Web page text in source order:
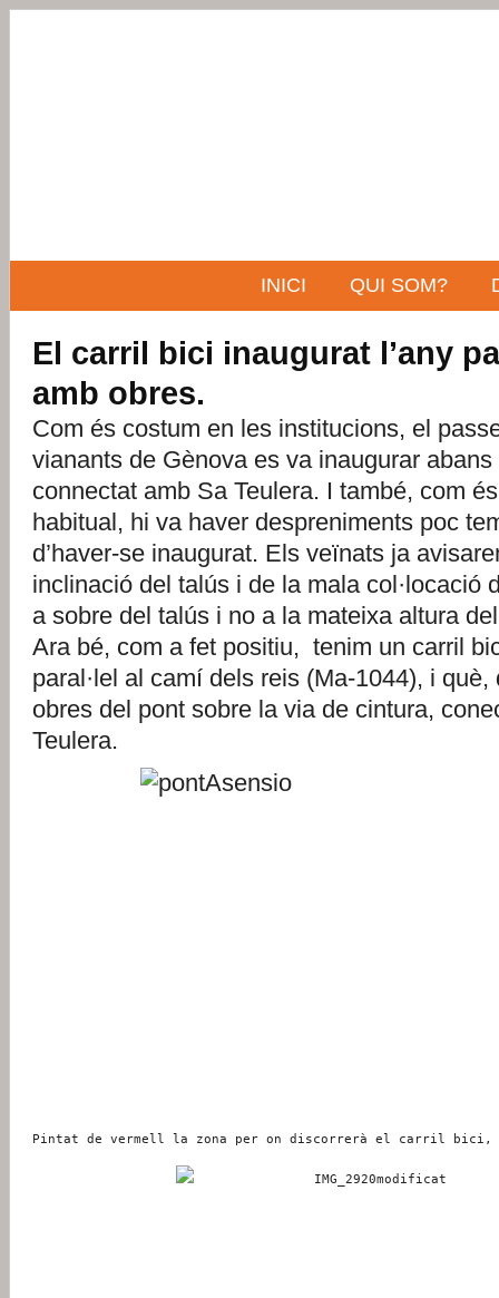
INICI QUI SOM?
El carril bici inaugurat l’any
amb obres.
Com és costum en les institucions, el
vianants de Gènova es va inaugurar abans
connectat amb Sa Teulera. I també, com
habitual, hi va haver despreniments poc
d’haver-se inaugurat. Els veïnats ja
inclinació del talús i de la mala col·locació
a sobre del talús i no a la mateixa altura
Ara bé, com a fet positiu, tenim un carril
paral·lel al camí dels reis (Ma-1044), i
obres del pont sobre la via de cintura,
Teulera.
Pintat de vermell la zona per on discorrerà el carril bici,